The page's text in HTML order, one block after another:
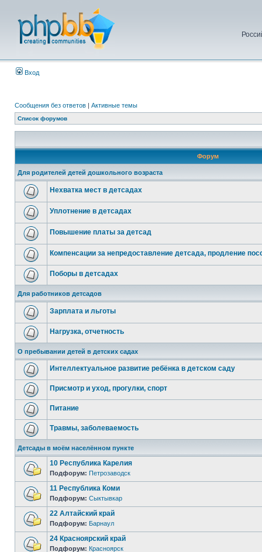
Вход
Сообщения без ответов | Активные темы
Список форумов
Форум
Для родителей детей дошкольного возраста
Нехватка мест в детсадах
Уплотнение в детсадах
Повышение платы за детсад
Компенсации за непредоставление детсада, продление
Поборы в детсадах
Для работников детсадов
Зарплата и льготы
Нагрузка, отчетность
О пребывании детей в детских садах
Интеллектуальное развитие ребёнка в детском саду
Присмотр и уход, прогулки, спорт
Питание
Травмы, заболеваемость
Детсады в моём населённом пункте
10 Республика Карелия
Подфорум: Петрозаводск
11 Республика Коми
Подфорум: Сыктывкар
22 Алтайский край
Подфорум: Барнаул
24 Красноярский край
Подфорум: Красноярск